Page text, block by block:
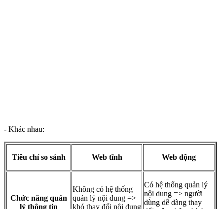
- Khác nhau:
Tiêu chí so sánh Web tĩnh Web động
Chức năng quản
lý thông tin
Không có hệ thống
quản lý nội dung =>
khó thay đổi nội dung
Có hệ thống quản lý
nội dung => người
dùng dễ dàng thay